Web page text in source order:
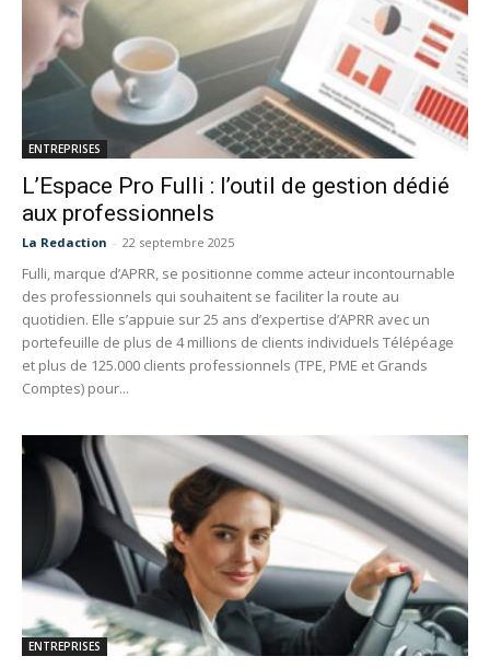
ENTREPRISES
L’Espace Pro Fulli : l’outil de gestion dédié
aux professionnels
La Redaction - 22 septembre 2025
Fulli, marque d’APRR, se positionne comme acteur incontournable
des professionnels qui souhaitent se faciliter la route au
quotidien. Elle s’appuie sur 25 ans d’expertise d’APRR avec un
portefeuille de plus de 4 millions de clients individuels Télépéage
et plus de 125.000 clients professionnels (TPE, PME et Grands
Comptes) pour...
ENTREPRISES